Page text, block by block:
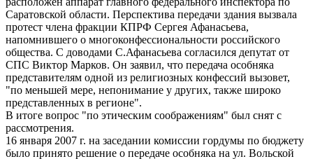
Саратовской области. Перспектива передачи здания вызвала
протест члена фракции КПРФ Сергея Афанасьева,
напомнившего о многоконфессиональности российского
общества. С доводами С.Афанасьева согласился депутат от
СПС Виктор Марков. Он заявил, что передача особняка
представителям одной из религиозных конфессий вызовет,
"по меньшей мере, непонимание у других, также широко
представленных в регионе".
В итоге вопрос "по этическим соображениям" был снят с
рассмотрения.
16 января 2007 г. на заседании комиссии гордумы по бюджету
было принято решение о передаче особняка на ул. Вольской